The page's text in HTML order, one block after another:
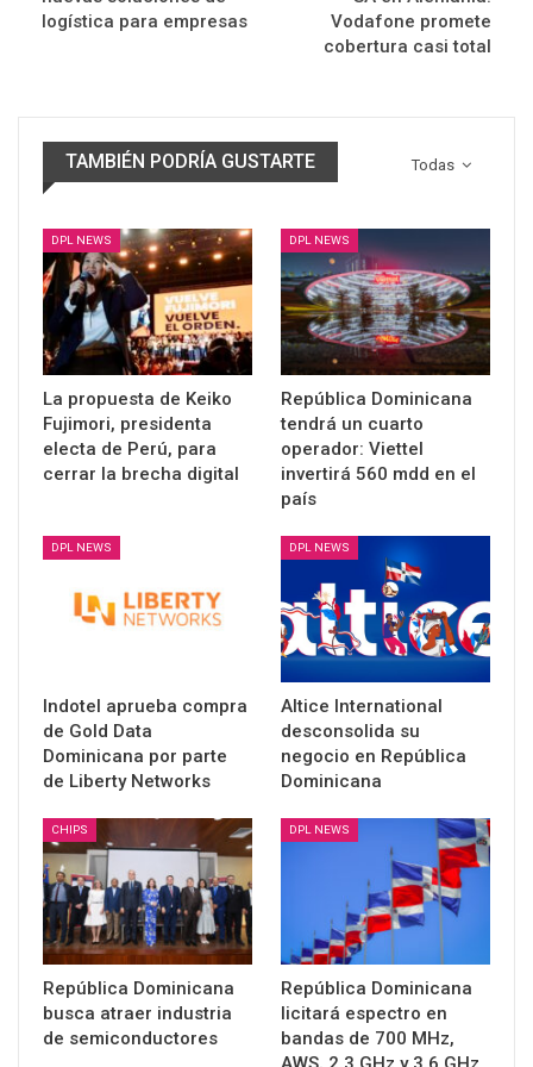
logística para empresas
Vodafone promete
cobertura casi total
Todas
TAMBIÉN PODRÍA GUSTARTE
DPL NEWS
La propuesta de Keiko
Fujimori, presidenta
electa de Perú, para
cerrar la brecha digital
DPL NEWS
República Dominicana
tendrá un cuarto
operador: Viettel
invertirá 560 mdd en el
país
DPL NEWS
Indotel aprueba compra
de Gold Data
Dominicana por parte
de Liberty Networks
DPL NEWS
Altice International
desconsolida su
negocio en República
Dominicana
CHIPS
República Dominicana
busca atraer industria
de semiconductores
DPL NEWS
República Dominicana
licitará espectro en
bandas de 700 MHz,